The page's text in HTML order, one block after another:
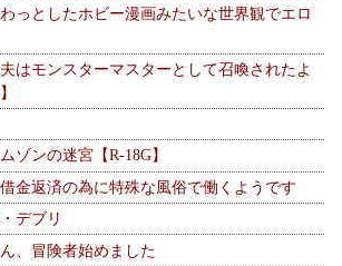
わっとしたホビー漫画みたいな世界観でエロ
はモンスターマスターとして召喚されたよ
ゾンの迷宮【R-18G】
借金返済の為に特殊な風俗で働くようです
デブリ
、冒険者始めました